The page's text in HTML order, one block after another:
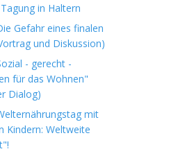
in Haltern
Gefahr eines finalen
und Diskussion)
- gerecht -
für das Wohnen"
Dialog)
mit
Kindern: Weltweite